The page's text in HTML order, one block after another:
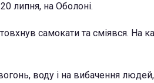
липня, на Оболоні.
самокати та сміявся. На
воду і на вибачення людей,